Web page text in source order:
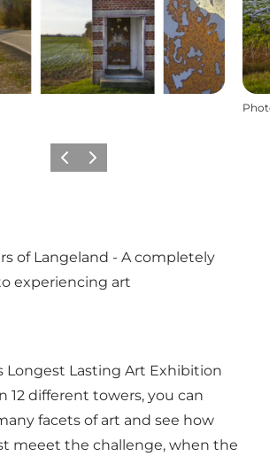
Photo
PrécédentSuivant
of Langeland - A completely
experiencing art
Longest Lasting Art Exhibition
12 different towers, you can
facets of art and see how
meeet the challenge, when the